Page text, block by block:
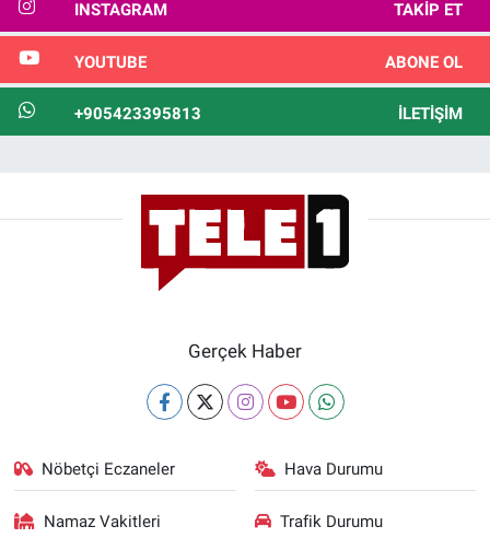
INSTAGRAM TAKIP ET
YOUTUBE ABONE OL
+905423395813 İLETIŞIM
Gerçek Haber
Nöbetçi Eczaneler Hava Durumu
Namaz Vakitleri Trafik Durumu